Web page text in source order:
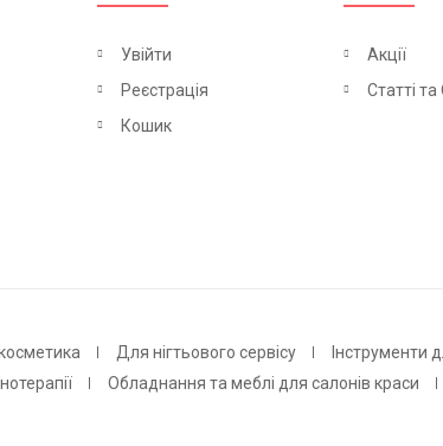
Увійти
Реєстрація
Кошик
Акції
Статті
Для нігтьового сервісу Інструменти
Обладнання та меблі для салонів краси